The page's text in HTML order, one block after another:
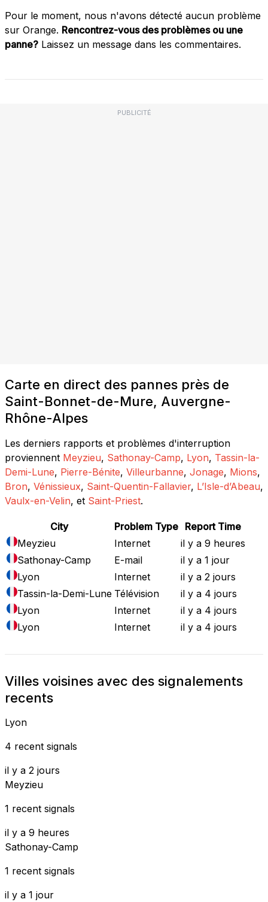
Pour le moment, nous n'avons détecté aucun problème
sur Orange. Rencontrez-vous des problèmes ou une
panne? Laissez un message dans les commentaires.
PUBLICITÉ
Carte en direct des pannes près de
Saint-Bonnet-de-Mure, Auvergne-
Rhône-Alpes
Les derniers rapports et problèmes d'interruption
proviennent Meyzieu, Sathonay-Camp, Lyon, Tassin-la-
Demi-Lune, Pierre-Bénite, Villeurbanne, Jonage, Mions,
Bron, Vénissieux, Saint-Quentin-Fallavier, L’Isle-d’Abeau,
Vaulx-en-Velin, et Saint-Priest.
City Problem Type Report Time
Meyzieu
Internet
il y a 9 heures
Sathonay-Camp
E-mail
il y a 1 jour
Lyon
Internet
il y a 2 jours
Tassin-la-Demi-Lune Télévision
il y a 4 jours
Lyon
Internet
il y a 4 jours
Lyon
Internet il y a 4 jours
Villes voisines avec des signalements
recents
Lyon
4 recent signals
il y a 2 jours
Meyzieu
1 recent signals
il y a 9 heures
Sathonay-Camp
1 recent signals
il y a 1 jour